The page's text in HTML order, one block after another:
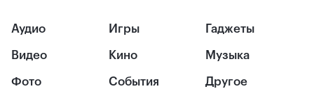
Аудио
Видео
Фото
Игры
Кино
События
Гаджеты
Музыка
Другое